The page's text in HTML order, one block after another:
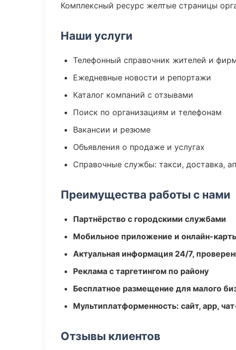
Комплексный ресурс желтые страницы
Наши услуги
Телефонный справочник жителей и
Ежедневные новости и репортажи
Каталог компаний с отзывами
Поиск по организациям и телефонам
Вакансии и резюме
Объявления о продаже и услугах
Справочные службы: такси, доставка,
Преимущества работы с нами
Партнёрство с городскими службами
Мобильное приложение и онлайн-
Актуальная информация 24/7,
Реклама с таргетингом по району
Бесплатное размещение для малого
Мультиплатформенность: сайт, app,
Отзывы клиентов